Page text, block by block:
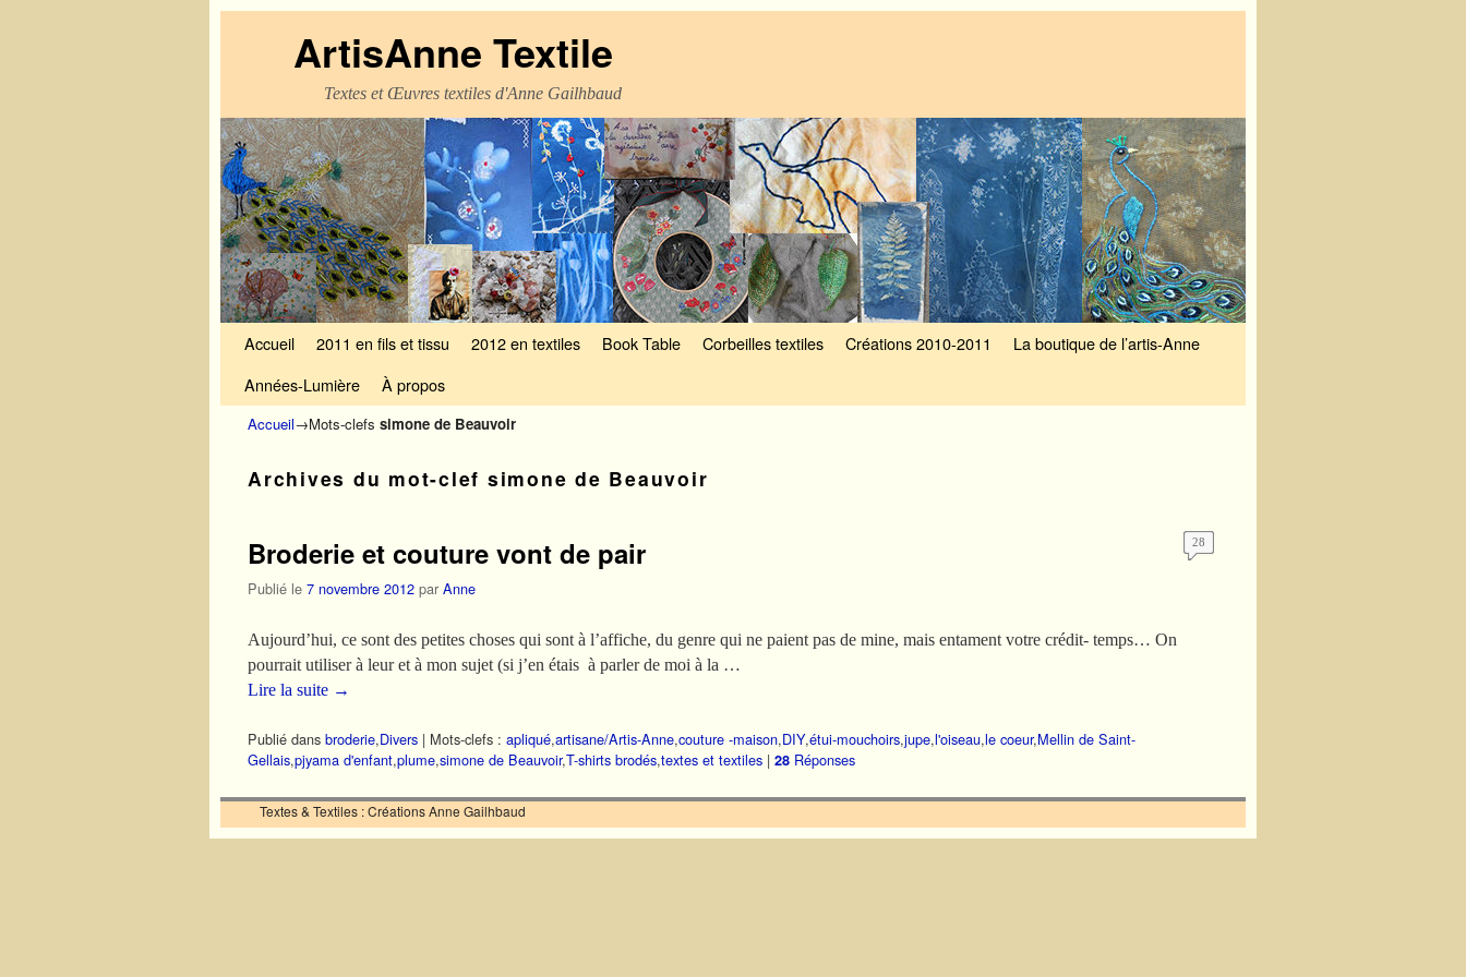
ArtisAnne Textile
Textes et Œuvres textiles d'Anne Gailhbaud
Accueil 2011 en fils et tissu 2012 en textiles Book Table Corbeilles textiles Créations 2010-2011
La boutique de l’artis-Anne
Années-Lumière
À propos
Accueil→Mots-clefs simone de Beauvoir
Archives du mot-clef simone de Beauvoir
Broderie et couture vont de pair
Publié le 7 novembre 2012 par Anne
28
Aujourd’hui, ce sont des petites choses qui sont à l’affiche, du genre qui ne paient pas de mine, mais entament votre crédit- temps… On
pourrait utiliser à leur et à mon sujet (si j’en étais à parler de moi à la …
Lire la suite →
Publié dans broderie,Divers | Mots-clefs : apliqué,artisane/Artis-Anne,couture -maison,DIY,étui-mouchoirs,jupe,l'oiseau,le coeur,Mellin de Saint-
Gellais,pjyama d'enfant,plume,simone de Beauvoir,T-shirts brodés,textes et textiles | 28 Réponses
Textes & Textiles : Créations Anne Gailhbaud